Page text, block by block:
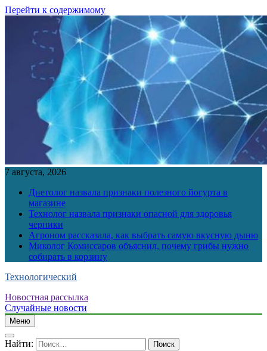
Перейти к содержимому
7 августа, 2026
Диетолог назвала признаки полезного йогурта в
магазине
Технолог назвала признаки опасной для здоровья
черники
Агроном рассказала, как выбрать самую вкусную дыню
Миколог Комиссаров объяснил, почему грибы нужно
собирать в корзину
Технологический
Новостная рассылка
Случайные новости
Меню
Найти: